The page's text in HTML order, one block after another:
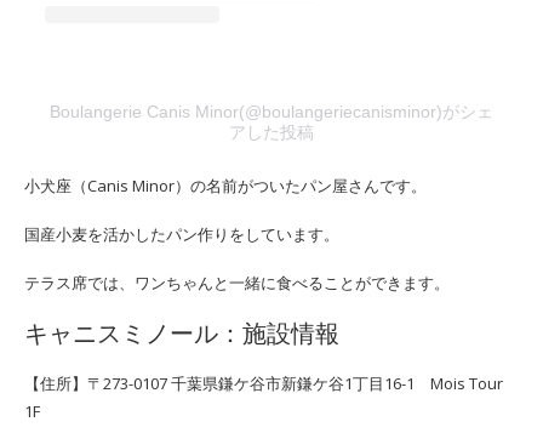
Boulangerie Canis Minor(@boulangeriecanisminor)がシェ
アした投稿
小犬座（Canis Minor）の名前がついたパン屋さんです。
国産小麦を活かしたパン作りをしています。
テラス席では、ワンちゃんと一緒に食べることができます。
キャニスミノール ：施設情報
【住所】〒273-0107 千葉県鎌ケ谷市新鎌ケ谷1丁目16-1 Mois Tour
1F